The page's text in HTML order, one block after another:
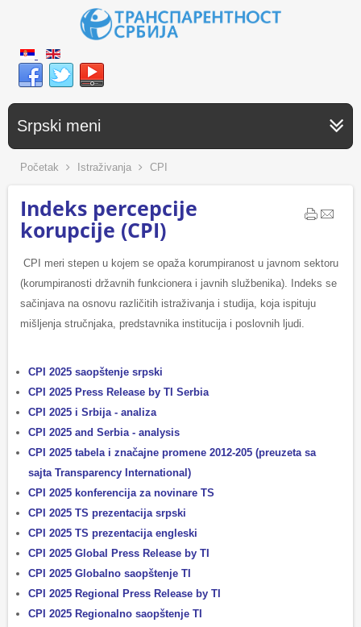
Srpski meni
Početak Istraživanja CPI
Indeks percepcije
korupcije (CPI)
CPI meri stepen u kojem se opaža korumpiranost u javnom sektoru
(korumpiranosti državnih funkcionera i javnih službenika). Indeks se
sačinjava na osnovu različitih istraživanja i studija, koja ispituju
mišljenja stručnjaka, predstavnika institucija i poslovnih ljudi.
CPI 2025 saopštenje srpski
CPI 2025 Press Release by TI Serbia
CPI 2025 i Srbija - analiza
CPI 2025 and Serbia - analysis
CPI 2025 tabela i značajne promene 2012-205 (preuzeta sa
sajta Transparency International)
CPI 2025 konferencija za novinare TS
CPI 2025 TS prezentacija srpski
CPI 2025 TS prezentacija engleski
CPI 2025 Global Press Release by TI
CPI 2025 Globalno saopštenje TI
CPI 2025 Regional Press Release by TI
CPI 2025 Regionalno saopštenje TI